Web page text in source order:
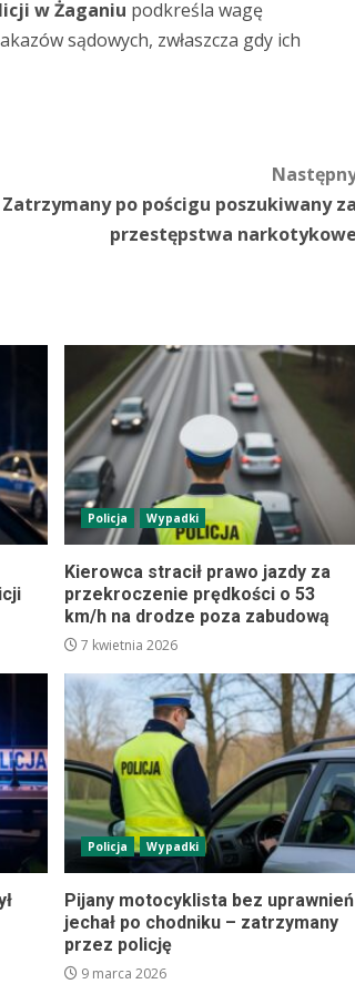
w Żaganiu podkreśla wagę
sądowych, zwłaszcza gdy ich
Zatrzymany po pościgu poszukiwany za
przestępstwa narkotykowe
Policja Wypadki
Kierowca stracił prawo jazdy za
przekroczenie prędkości o 53
km/h na drodze poza zabudową
7 kwietnia 2026
Policja Wypadki
Pijany motocyklista bez uprawnień
jechał po chodniku – zatrzymany
przez policję
9 marca 2026